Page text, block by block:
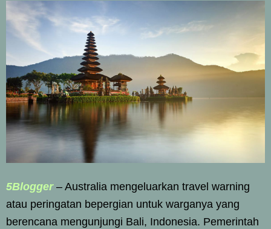
5Blogger– Australia mengeluarkan travel warning
atau peringatan bepergian untuk warganya yang
berencana mengunjungi Bali, Indonesia. Pemerintah